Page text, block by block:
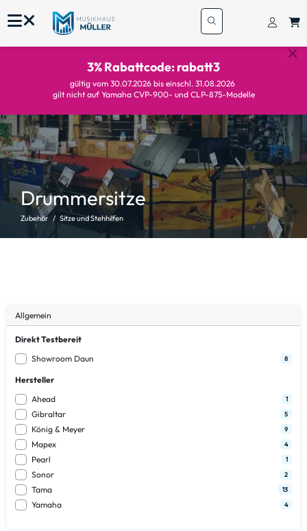
3% Rabattcode: rabatt3
gültig vom 30.07.2026 bis einschl. 31.08.2026
gilt nicht auf Yamaha CVP-900- und CLP-875-Modelle
Drummersitze
Zubehör Sitze und Stehhilfen
Allgemein
Direkt Testbereit
Showroom Daun
8
Hersteller
Ahead
1
Gibraltar 5
König & Meyer 9
Mapex 4
Pearl 1
Sonor 2
Tama 13
Yamaha 4